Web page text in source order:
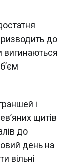
до
вигинаються
і
щитів
до
день на
вільні